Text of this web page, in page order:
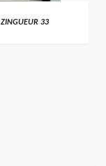
ZINGUEUR 33